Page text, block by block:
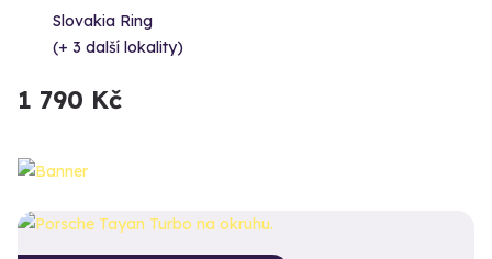
Slovakia Ring
(+ 3 další lokality)
1 790 Kč